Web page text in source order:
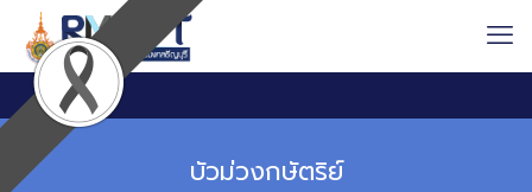
บัวม่วงกษัตริย์